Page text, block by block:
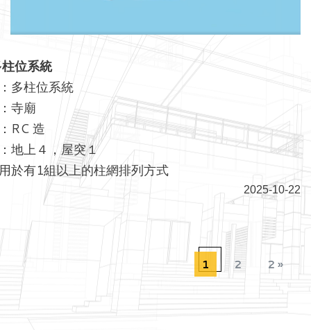
位系統
多柱位系統
寺廟
RC 造
地上４，屋突１
於有1組以上的柱網排列方式
2025-10-22
1 2 2 »